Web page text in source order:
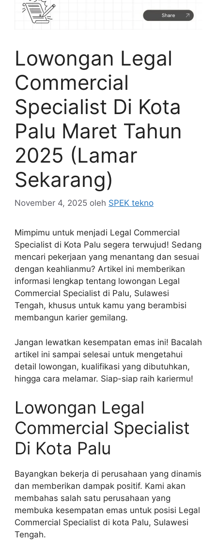
Lowongan Legal
Commercial
Specialist Di Kota
Palu Maret Tahun
2025 (Lamar
Sekarang)
November 4, 2025 oleh SPEK tekno
Mimpimu untuk menjadi Legal Commercial
Specialist di Kota Palu segera terwujud! Sedang
mencari pekerjaan yang menantang dan sesuai
dengan keahlianmu? Artikel ini memberikan
informasi lengkap tentang lowongan Legal
Commercial Specialist di Palu, Sulawesi
Tengah, khusus untuk kamu yang berambisi
membangun karier gemilang.
Jangan lewatkan kesempatan emas ini! Bacalah
artikel ini sampai selesai untuk mengetahui
detail lowongan, kualifikasi yang dibutuhkan,
hingga cara melamar. Siap-siap raih kariermu!
Lowongan Legal
Commercial Specialist
Di Kota Palu
Bayangkan bekerja di perusahaan yang dinamis
dan memberikan dampak positif. Kami akan
membahas salah satu perusahaan yang
membuka kesempatan emas untuk posisi Legal
Commercial Specialist di kota Palu, Sulawesi
Tengah.